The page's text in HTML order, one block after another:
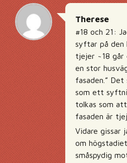
Therese
#18 och 21:
syftar på den
tjejer ~18 går
en stor
fasaden.” Det
som ett
tolkas som att
fasaden är
Vidare gissar
om
småspydig